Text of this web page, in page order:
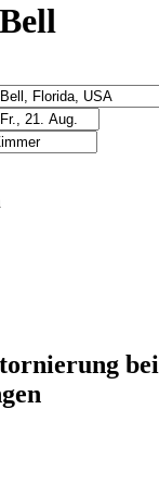
bei